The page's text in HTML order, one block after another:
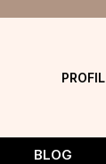
PROFIL
BLOG